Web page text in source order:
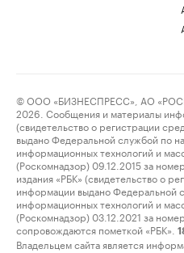
© ООО «БИЗНЕСПРЕСС», АО
2026. Сообщения и материалы
(свидетельство о регистрации
выдано Федеральной службой по
информационных технологий и
(Роскомнадзор) 09.12.2015 за
издания «РБК» (свидетельство о
информации выдано Федеральной
информационных технологий и
(Роскомнадзор) 03.12.2021 за
сопровождаются пометкой «РБК».
Владельцем сайта является